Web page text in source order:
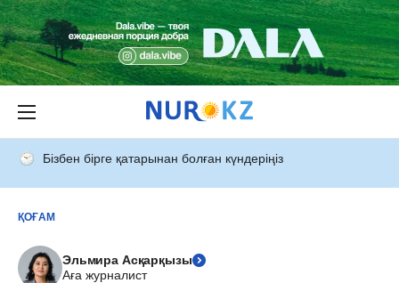
Бізбен бірге қатарынан болған күндеріңіз
ҚОҒАМ
Эльмира Асқарқызы
Аға журналист